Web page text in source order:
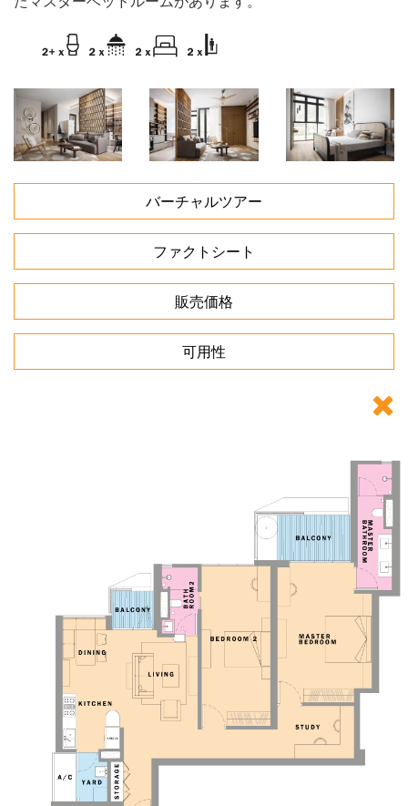
バーチャルツアー
ファクトシート
販売価格
可用性